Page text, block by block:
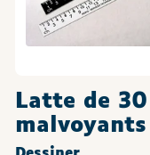
Latte de
malvoyants